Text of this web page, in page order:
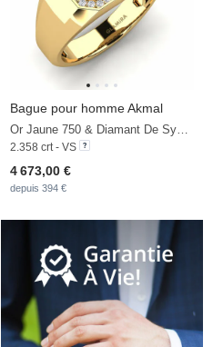
Bague pour homme Akmal
Or Jaune 750 & Diamant De Synthèse
2.358 crt - VS
4 673,00 €
depuis 394 €